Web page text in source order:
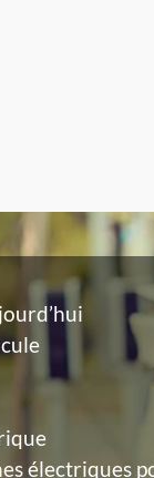
électriques